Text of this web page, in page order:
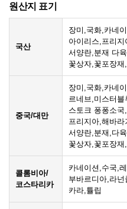
원산지 표기
국산
장미,국화,카네
아이리스,프리
서양란,분재 다
꽃상자,꽃포장재
중국/대만
장미,국화,카네
르네브,미스터
스토크 퐁퐁소
프리지아,해바
서양란,분재,다
꽃상자,꽃포장재
콜롬비아/
코스타리카
카네이션,수국,
부바르디아,라
카라,튤립